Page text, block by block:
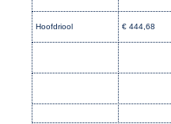
Hoofdriool € 444,68